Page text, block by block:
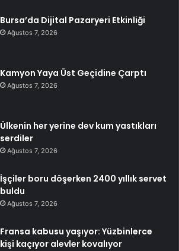
Bursa’da Dijital Pazaryeri Etkinliği
Ağustos 7, 2026
Kamyon Yaya Üst Geçidine Çarptı
Ağustos 7, 2026
Ülkenin her yerine dev kum yastıkları
serdiler
Ağustos 7, 2026
İşçiler boru döşerken 2400 yıllık servet
buldu
Ağustos 7, 2026
Fransa kabusu yaşıyor: Yüzbinlerce
kişi kaçıyor alevler kovalıyor